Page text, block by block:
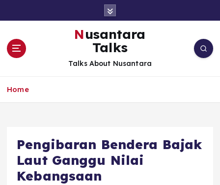
Nusantara
Talks
Talks About Nusantara
Home
Pengibaran Bendera Bajak
Laut Ganggu Nilai
Kebangsaan